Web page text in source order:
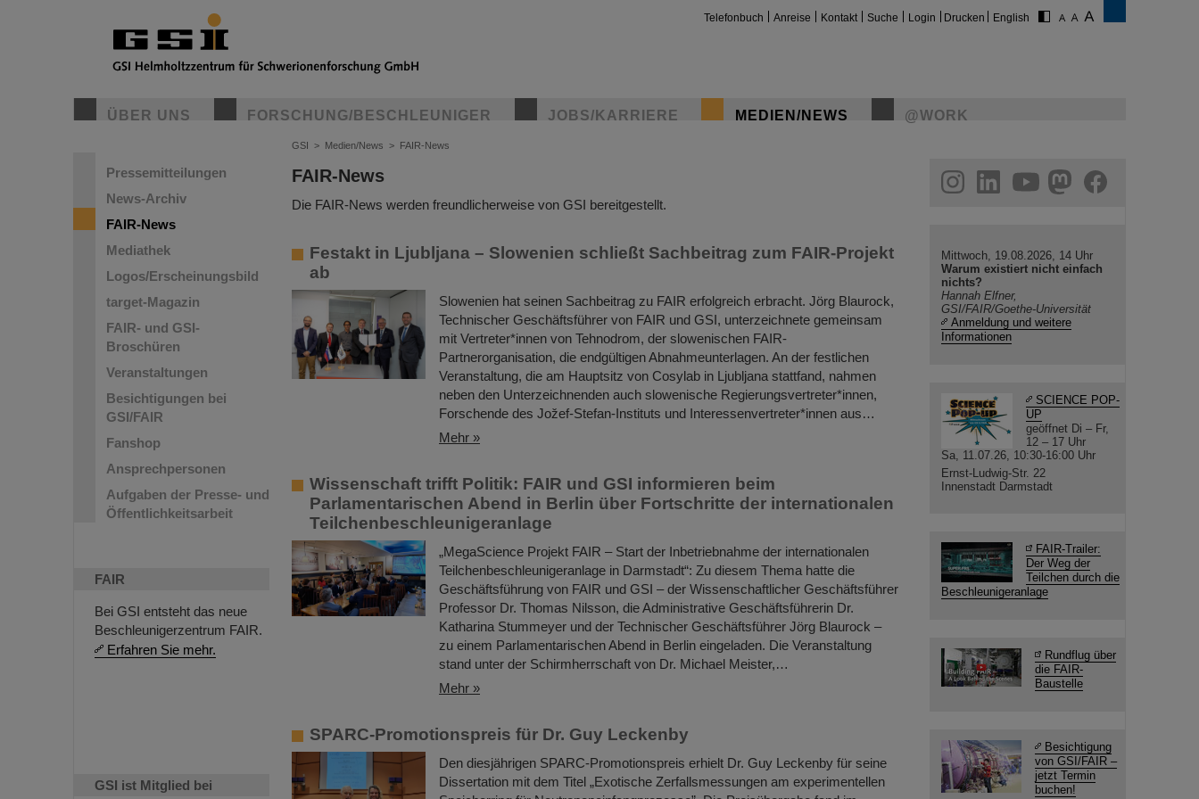
Telefonbuch Anreise Kontakt Suche Login Drucken English
ÜBER UNS FORSCHUNG/BESCHLEUNIGER JOBS/KARRIERE MEDIEN/NEWS @WORK
Pressemitteilungen
News-Archiv
FAIR-News
Mediathek
Logos/Erscheinungsbild
target-Magazin
FAIR- und GSI-
Broschüren
Veranstaltungen
Besichtigungen bei
GSI/FAIR
Fanshop
Ansprechpersonen
Aufgaben der Presse- und
Öffentlichkeitsarbeit
FAIR
Bei GSI entsteht das neue
Beschleunigerzentrum FAIR.
Erfahren Sie mehr.
GSI ist Mitglied bei
GSI > Medien/News > FAIR-News
FAIR-News
Die FAIR-News werden freundlicherweise von GSI bereitgestellt.
Festakt in Ljubljana – Slowenien schließt Sachbeitrag zum FAIR-Projekt
ab
Slowenien hat seinen Sachbeitrag zu FAIR erfolgreich erbracht. Jörg Blaurock,
Technischer Geschäftsführer von FAIR und GSI, unterzeichnete gemeinsam
mit Vertreter*innen von Tehnodrom, der slowenischen FAIR-
Partnerorganisation, die endgültigen Abnahmeunterlagen. An der festlichen
Veranstaltung, die am Hauptsitz von Cosylab in Ljubljana stattfand, nahmen
neben den Unterzeichnenden auch slowenische Regierungsvertreter*innen,
Forschende des Jožef-Stefan-Instituts und Interessenvertreter*innen aus…
Mehr »
Wissenschaft trifft Politik: FAIR und GSI informieren beim
Parlamentarischen Abend in Berlin über Fortschritte der internationalen
Teilchenbeschleunigeranlage
„MegaScience Projekt FAIR – Start der Inbetriebnahme der internationalen
Teilchenbeschleunigeranlage in Darmstadt“: Zu diesem Thema hatte die
Geschäftsführung von FAIR und GSI – der Wissenschaftlicher Geschäftsführer
Professor Dr. Thomas Nilsson, die Administrative Geschäftsführerin Dr.
Katharina Stummeyer und der Technischer Geschäftsführer Jörg Blaurock –
zu einem Parlamentarischen Abend in Berlin eingeladen. Die Veranstaltung
stand unter der Schirmherrschaft von Dr. Michael Meister,…
Mehr »
SPARC-Promotionspreis für Dr. Guy Leckenby
Den diesjährigen SPARC-Promotionspreis erhielt Dr. Guy Leckenby für seine
Dissertation mit dem Titel „Exotische Zerfallsmessungen am experimentellen
helmholtz.social
facebook
Mittwoch, 19.08.2026, 14 Uhr
Warum existiert nicht einfach
nichts?
Hannah Elfner,
GSI/FAIR/Goethe-Universität
Anmeldung und weitere
Informationen
SCIENCE POP-
UP
geöffnet Di – Fr,
12 – 17 Uhr
Sa, 11.07.26, 10:30-16:00 Uhr
Ernst-Ludwig-Str. 22
Innenstadt Darmstadt
FAIR-Trailer:
Der Weg der
Teilchen durch die
Beschleunigeranlage
Rundflug über
die FAIR-
Baustelle
Besichtigung
von GSI/FAIR –
jetzt Termin
buchen!